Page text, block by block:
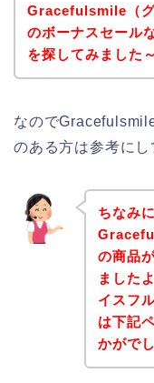
Gracefulsmile（グ
のボーナスセール
を探してみました
なので
のある方は参考にし
ちなみ
の商品
ました
イスフ
は下記
かがで